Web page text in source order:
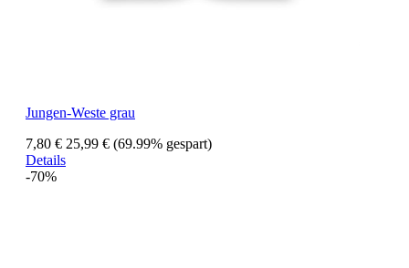
Jungen-Weste grau
7,80 € 25,99 € (69.99% gespart)
Details
-70%